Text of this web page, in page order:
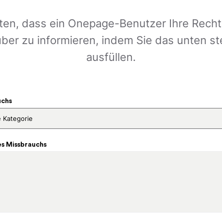
dass ein Onepage-Benutzer Ihre
zu informieren, indem Sie das unten
ausfüllen.
Missbrauchs